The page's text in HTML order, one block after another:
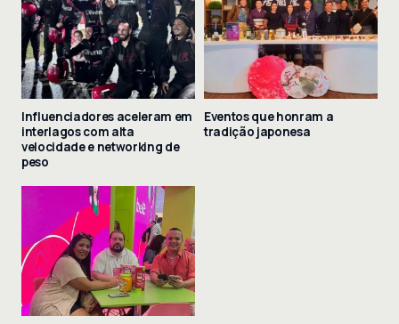
Influenciadores aceleram em
interlagos com alta
velocidade e networking de
peso
Eventos que honram a
tradição japonesa